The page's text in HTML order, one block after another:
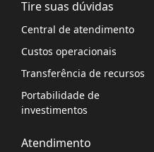
Tire suas dúvidas
Central de atendimento
Custos operacionais
Transferência de recursos
Portabilidade de
investimentos
Atendimento